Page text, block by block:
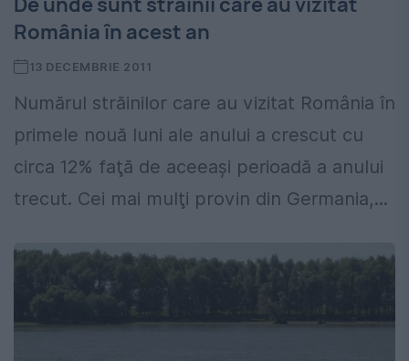
România în acest an
13 DECEMBRIE 2011
Numărul străinilor care au vizitat România în
primele nouă luni ale anului a crescut cu
circa 12% faţă de aceeaşi perioadă a anului
trecut. Cei mai mulţi provin din Germania,...